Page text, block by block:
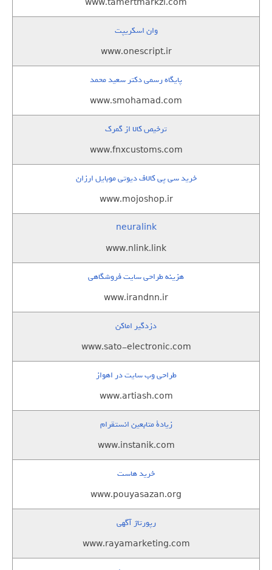
www.tamertmarkzi.com
وان اسکریپت
www.onescript.ir
پایگاه رسمی دکتر سعید محمد
www.smohamad.com
ترخیص کالا از گمرک
www.fnxcustoms.com
خرید سی پی کالاف دیوتی موبایل ارزان
www.mojoshop.ir
neuralink
www.nlink.link
هزینه طراحی سایت فروشگاهی
www.irandnn.ir
دزدگیر اماکن
www.sato-electronic.com
طراحی وب سایت در اهواز
www.artiash.com
زيادة متابعين انستقرام
www.instanik.com
خرید هاست
www.pouyasazan.org
رپورتاژ آگهی
www.rayamarketing.com